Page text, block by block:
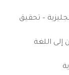
– تحقيق
إلى اللغة